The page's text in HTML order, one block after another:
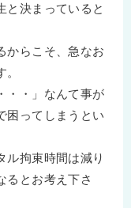
と決まっていると
からこそ、急なお
・・」なんて事が
困ってしまうとい
ル拘束時間は減り
るとお考え下さ